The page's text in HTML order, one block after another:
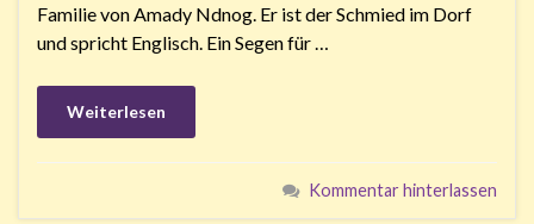
Familie von Amady Ndnog. Er ist der Schmied im Dorf
und spricht Englisch. Ein Segen für …
Weiterlesen
Kommentar hinterlassen